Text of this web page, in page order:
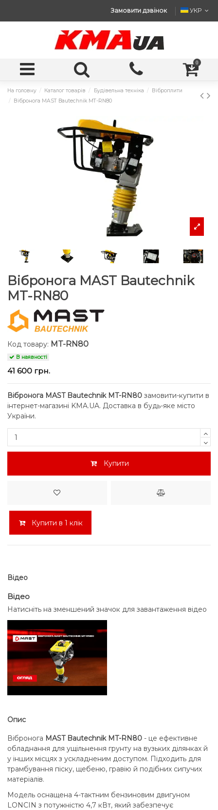
Замовити дзвінок УКР
0
На головну Каталог товарів Будівельна техніка
Віброплити
Вібронога MAST Bautechnik MT-RN80
Вібронога MAST Bautechnik
MT-RN80
Код товару: MT-RN80
В наявності
41 600 грн.
Вібронога MAST Bautechnik MT-RN80 замовити-купити в
інтернет-магазині KMA.UA. Доставка в будь-яке місто
України.
Купити
Купити в 1 клік
Відео
Відео
Натисніть на зменшений значок для завантаження відео
Опис
Вібронога MAST Bautechnik MT-RN80 - це ефективне
обладнання для ущільнення грунту на вузьких ділянках й
у інших місцях з ускладненим доступом. Підходить для
трамбування піску, щебеню, гравію й подібних сипучих
матеріалів.
Модель оснащена 4-тактним бензиновим двигуном
LONCIN з потужністю 4,7 кВт, який забезпечує